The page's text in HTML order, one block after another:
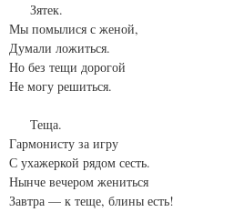
Зятек.
Мы помылися с женой,
Думали ложиться.
Но без тещи дорогой
Не могу решиться.
Теща.
Гармонисту за игру
С ухажеркой рядом сесть.
Нынче вечером жениться
Завтра — к теще, блины есть!